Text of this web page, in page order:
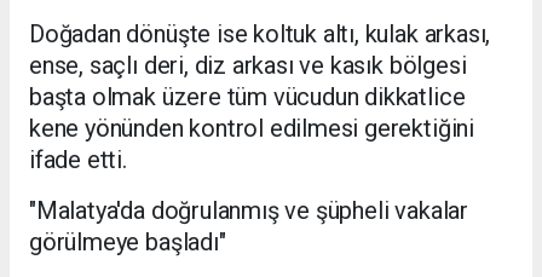
Doğadan dönüşte ise koltuk altı, kulak arkası,
ense, saçlı deri, diz arkası ve kasık bölgesi
başta olmak üzere tüm vücudun dikkatlice
kene yönünden kontrol edilmesi gerektiğini
ifade etti.
"Malatya'da doğrulanmış ve şüpheli vakalar
görülmeye başladı"